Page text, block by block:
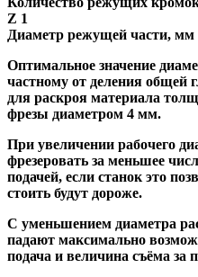
Z 1
Диаметр режущей части, мм
Оптимальное значение
частному от деления общей
для раскроя материала
фрезы диаметром 4 мм.
При увеличении рабочего
фрезеровать за меньшее
подачей, если станок это
стоить будут дороже.
С уменьшением диаметра
падают максимально
подача и величина съёма за